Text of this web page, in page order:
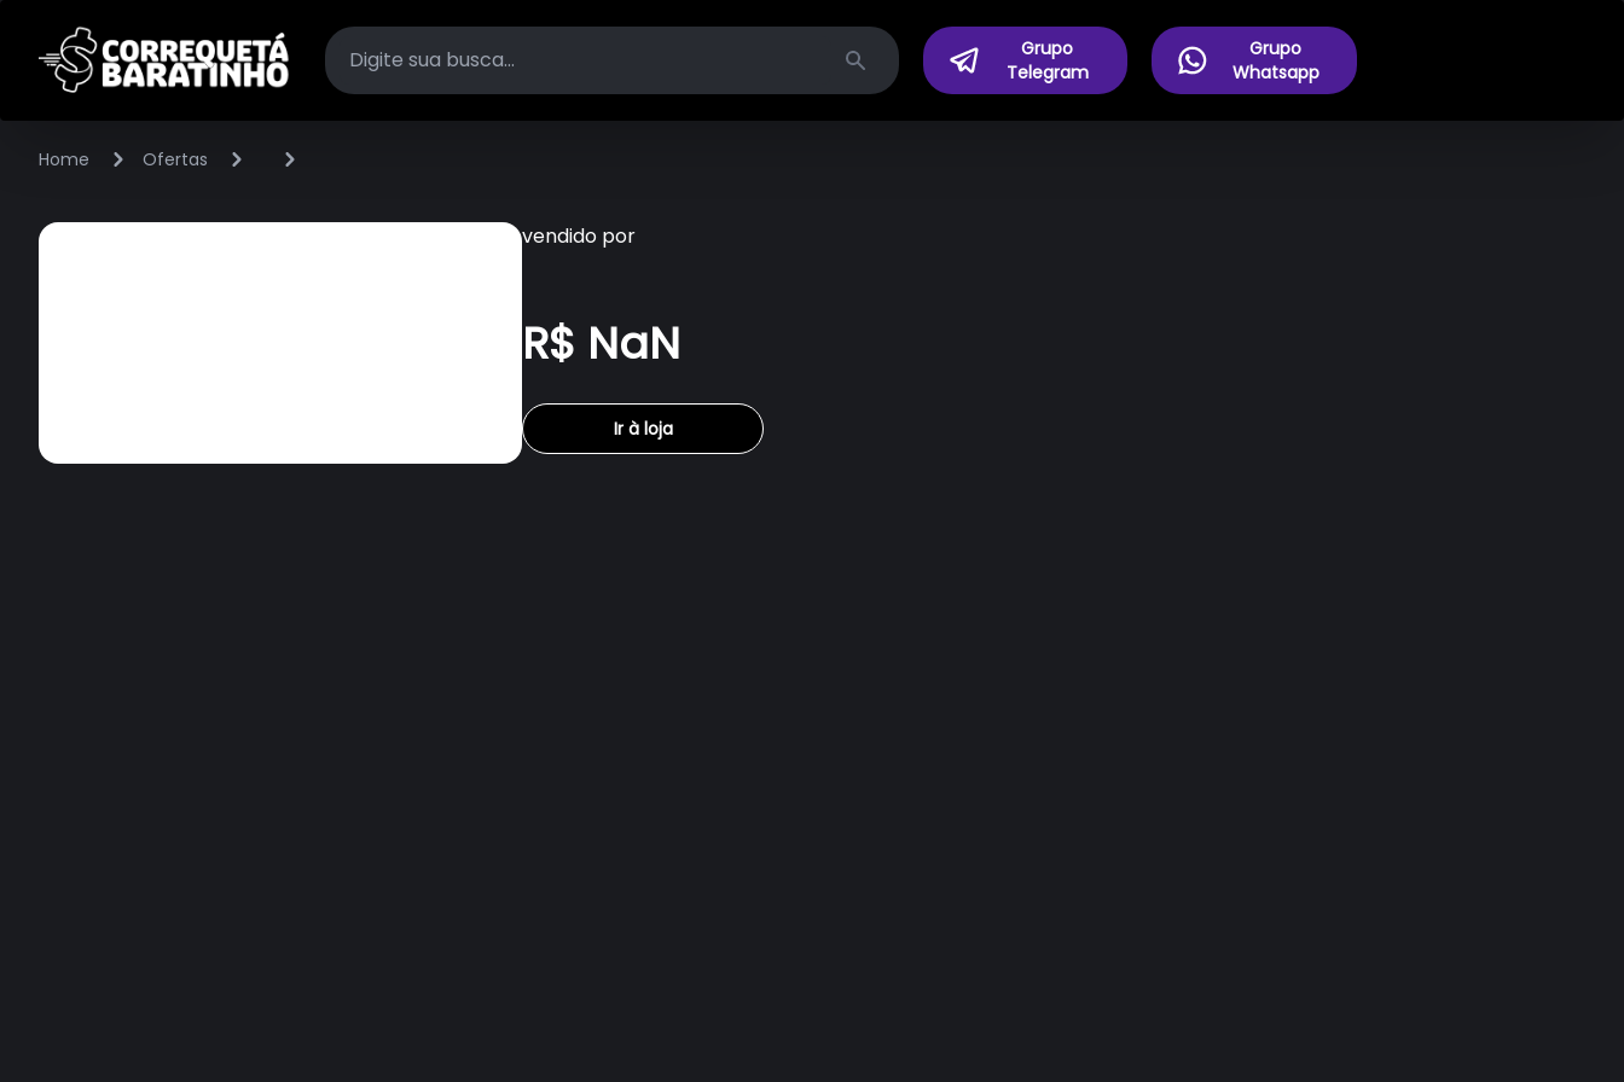
Search
Grupo
Telegram
Grupo
Whatsapp
Home Ofertas
vendido por
R$ NaN
Ir à loja